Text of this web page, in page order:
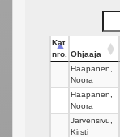
Kat
nro.
Ohjaaja
Haapanen,
Noora
Haapanen,
Noora
Järvensivu,
Kirsti